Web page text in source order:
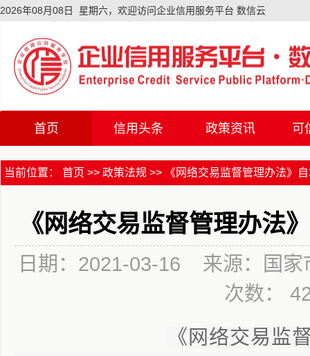
2026年08月08日 星期六，欢迎访问企业信用服务平台 数信云
首页
首页
信用头条 政策资讯 可
当前位置： 首页 >> 政策法规 >> 《网络交易监督管理办法》
《网络交易监督管理办法
日期：2021-03-16 来源：国
次数：
《网络交易监